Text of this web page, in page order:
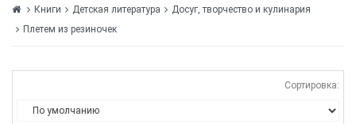
Книги Детская литература
Досуг, творчество и кулинария
Плетем из резиночек
Сортировка: